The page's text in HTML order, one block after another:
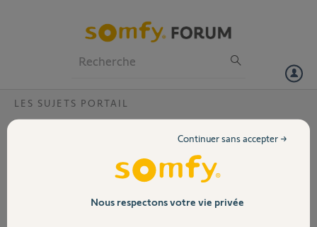
Volet
LES SUJETS PORTAIL
Un des battants de mon portail ne ferme plus. En démontant le
moteur, il s’avère que c’est le pignon attaché au moteur qui est cassé.
Peut-on changer cette pièce?Nous respectons votre vie privée
Continuer sans accepter →